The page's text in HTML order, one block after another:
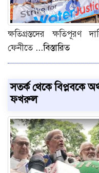
ক্ষতিগ্রস্তদের ক্ষতিপূরণ
ফেনীতে ...বিস্তারিত
সতর্ক থেকে বিপ্লবকে
ফখরুল